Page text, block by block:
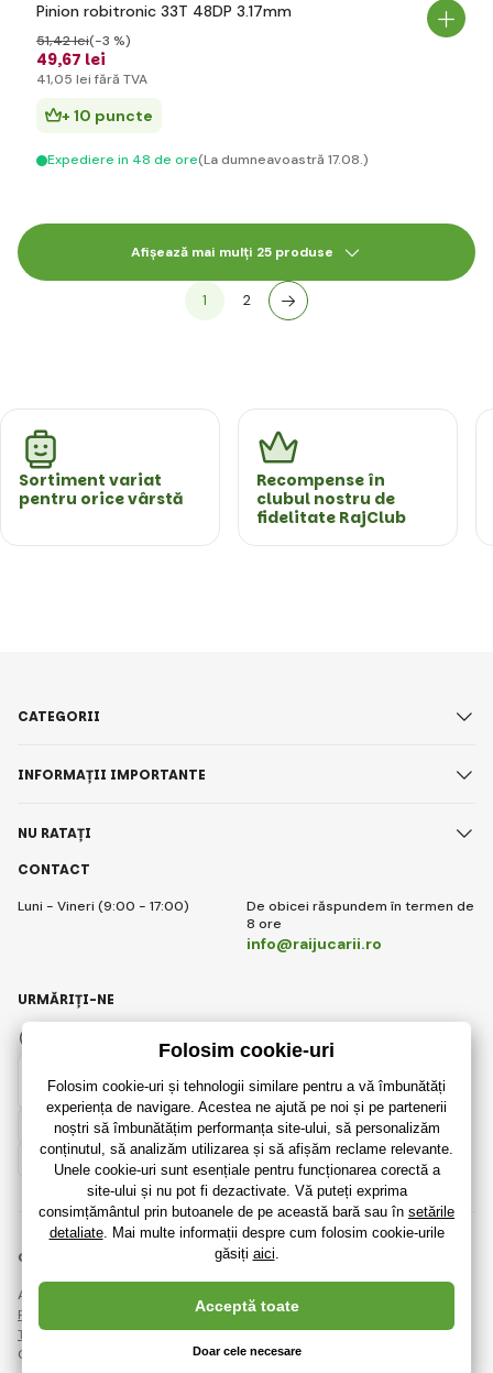
Pinion robitronic 33T 48DP 3.17mm
49,67 lei
51,42 lei(-3 %)
41,05 lei fără TVA
+ 10 puncte
Expediere in 48 de ore(La dumneavoastră 17.08.)
Afișează mai mulți 25 produse
1 2
Sortiment variat
pentru orice vârstă
Recompense în
clubul nostru de
fidelitate RajClub
CONTACT
Luni - Vineri (9:00 - 17:00)
De obicei răspundem în termen de
8 ore
info@raijucarii.ro
CATEGORII
INFORMAȚII IMPORTANTE
NU RATAȚI
Romanian
URMĂRIȚI-NE
Instagram
© 2018 - 2026 RaiJucării.ro, Toate drepturile rezervate
Această pagină este protejată prin reCAPTCHA și se aplică
Regulile de protecție a datelor personalecompaniile Google și ale lor
Termeni și condiții.
Crearea de magazine online eficiente de laRIESENIA